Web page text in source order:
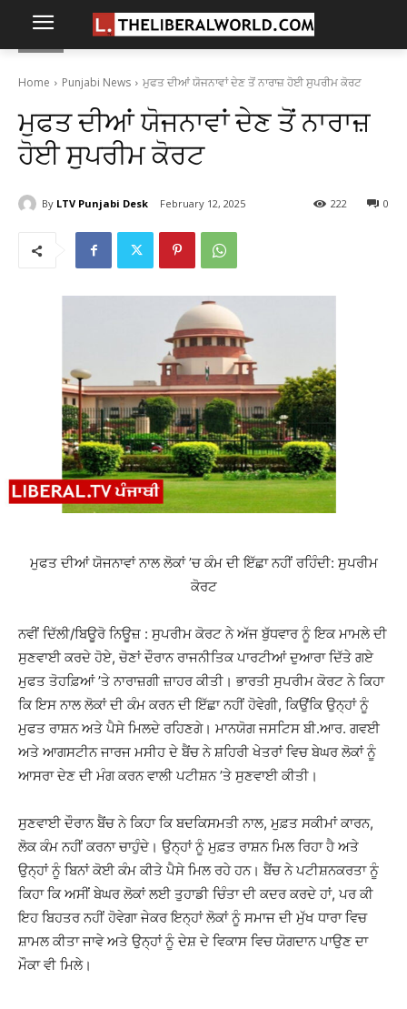
Home Punjabi News ਮੁਫਤ ਦੀਆਂ ਯੋਜਨਾਵਾਂ ਦੇਣ ਤੋਂ ਨਾਰਾਜ਼ ਹੋਈ ਸੁਪਰੀਮ ਕੋਰਟ
ਮੁਫਤ ਦੀਆਂ ਯੋਜਨਾਵਾਂ ਦੇਣ ਤੋਂ ਨਾਰਾਜ਼
ਹੋਈ ਸੁਪਰੀਮ ਕੋਰਟ
By LTV Punjabi Desk February 12, 2025 0
222
ਮੁਫਤ ਦੀਆਂ ਯੋਜਨਾਵਾਂ ਨਾਲ ਲੋਕਾਂ ’ਚ ਕੰਮ ਦੀ ਇੱਛਾ ਨਹੀਂ ਰਹਿੰਦੀ: ਸੁਪਰੀਮ
ਕੋਰਟ
ਨਵੀਂ ਦਿੱਲੀ/ਬਿਊਰੋ ਨਿਊਜ਼ : ਸੁਪਰੀਮ ਕੋਰਟ ਨੇ ਅੱਜ ਬੁੱਧਵਾਰ ਨੂੰ ਇਕ ਮਾਮਲੇ ਦੀ
ਸੁਣਵਾਈ ਕਰਦੇ ਹੋਏ, ਚੋਣਾਂ ਦੌਰਾਨ ਰਾਜਨੀਤਿਕ ਪਾਰਟੀਆਂ ਦੁਆਰਾ ਦਿੱਤੇ ਗਏ
ਮੁਫਤ ਤੋਹਫ਼ਿਆਂ ’ਤੇ ਨਾਰਾਜ਼ਗੀ ਜ਼ਾਹਰ ਕੀਤੀ। ਭਾਰਤੀ ਸੁਪਰੀਮ ਕੋਰਟ ਨੇ ਕਿਹਾ
ਕਿ ਇਸ ਨਾਲ ਲੋਕਾਂ ਦੀ ਕੰਮ ਕਰਨ ਦੀ ਇੱਛਾ ਨਹੀਂ ਹੋਵੇਗੀ, ਕਿਉਂਕਿ ਉਨ੍ਹਾਂ ਨੂੰ
ਮੁਫਤ ਰਾਸ਼ਨ ਅਤੇ ਪੈਸੇ ਮਿਲਦੇ ਰਹਿਣਗੇ। ਮਾਨਯੋਗ ਜਸਟਿਸ ਬੀ.ਆਰ. ਗਵਈ
ਅਤੇ ਆਗਸਟੀਨ ਜਾਰਜ ਮਸੀਹ ਦੇ ਬੈਂਚ ਨੇ ਸ਼ਹਿਰੀ ਖੇਤਰਾਂ ਵਿਚ ਬੇਘਰ ਲੋਕਾਂ ਨੂੰ
ਆਸਰਾ ਦੇਣ ਦੀ ਮੰਗ ਕਰਨ ਵਾਲੀ ਪਟੀਸ਼ਨ ’ਤੇ ਸੁਣਵਾਈ ਕੀਤੀ।
ਸੁਣਵਾਈ ਦੌਰਾਨ ਬੈਂਚ ਨੇ ਕਿਹਾ ਕਿ ਬਦਕਿਸਮਤੀ ਨਾਲ, ਮੁਫ਼ਤ ਸਕੀਮਾਂ ਕਾਰਨ,
ਲੋਕ ਕੰਮ ਨਹੀਂ ਕਰਨਾ ਚਾਹੁੰਦੇ। ਉਨ੍ਹਾਂ ਨੂੰ ਮੁਫ਼ਤ ਰਾਸ਼ਨ ਮਿਲ ਰਿਹਾ ਹੈ ਅਤੇ
ਉਨ੍ਹਾਂ ਨੂੰ ਬਿਨਾਂ ਕੋਈ ਕੰਮ ਕੀਤੇ ਪੈਸੇ ਮਿਲ ਰਹੇ ਹਨ। ਬੈਂਚ ਨੇ ਪਟੀਸ਼ਨਕਰਤਾ ਨੂੰ
ਕਿਹਾ ਕਿ ਅਸੀਂ ਬੇਘਰ ਲੋਕਾਂ ਲਈ ਤੁਹਾਡੀ ਚਿੰਤਾ ਦੀ ਕਦਰ ਕਰਦੇ ਹਾਂ, ਪਰ ਕੀ
ਇਹ ਬਿਹਤਰ ਨਹੀਂ ਹੋਵੇਗਾ ਜੇਕਰ ਇਨ੍ਹਾਂ ਲੋਕਾਂ ਨੂੰ ਸਮਾਜ ਦੀ ਮੁੱਖ ਧਾਰਾ ਵਿਚ
ਸ਼ਾਮਲ ਕੀਤਾ ਜਾਵੇ ਅਤੇ ਉਨ੍ਹਾਂ ਨੂੰ ਦੇਸ਼ ਦੇ ਵਿਕਾਸ ਵਿਚ ਯੋਗਦਾਨ ਪਾਉਣ ਦਾ
ਮੌਕਾ ਵੀ ਮਿਲੇ।